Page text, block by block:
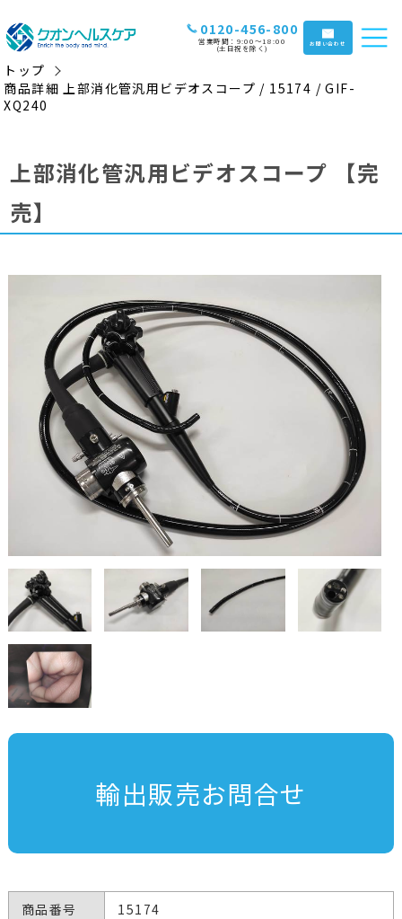
0120-456-800
営業時間：9:00〜18:00
(土日祝を除く) お問い合わせ
トップ
商品詳細 上部消化管汎用ビデオスコープ / 15174 / GIF-
XQ240
上部消化管汎用ビデオスコープ
【完
売】
輸出販売お問合せ
商品番号
15174